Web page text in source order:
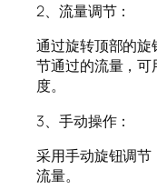
2、流量调节：
通过旋转顶部的
节通过的流量，
度。
3、手动操作：
采用手动旋钮调
流量。